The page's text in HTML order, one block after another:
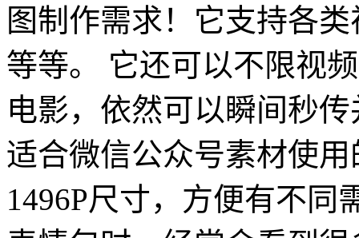
图制作需求！它支持各
等等。 它还可以不限视
电影，依然可以瞬间秒
适合微信公众号素材使
1496P尺寸，方便有不同